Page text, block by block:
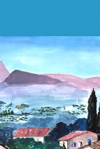
Previous